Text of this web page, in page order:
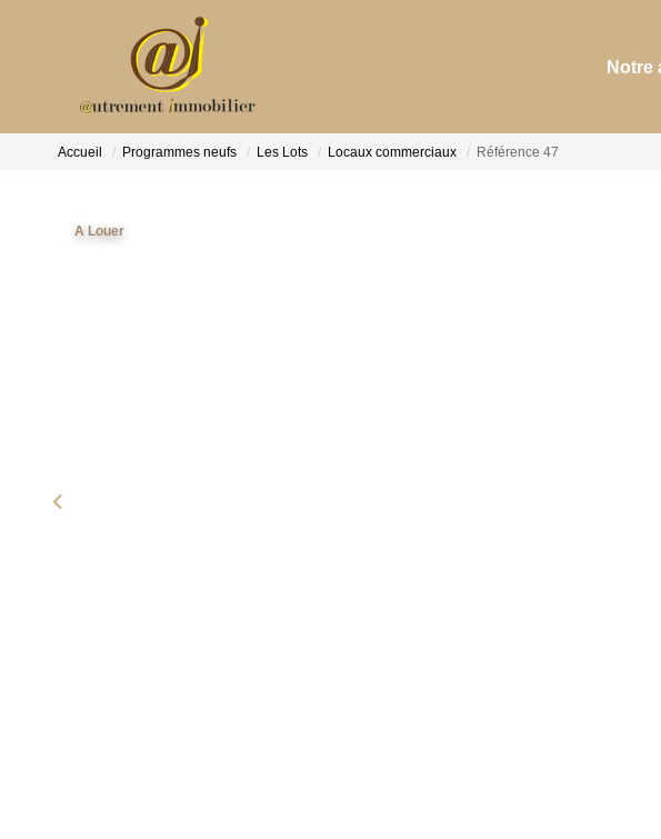
Notre
Accueil Programmes neufs Les Lots Locaux commerciaux Référence 47
A Louer